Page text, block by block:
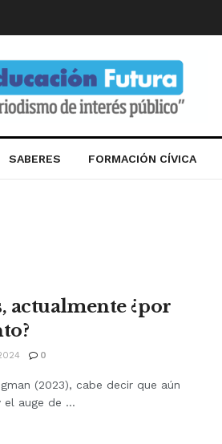
SABERES FORMACIÓN CÍVICA
actualmente ¿por
0
(2023), cabe decir que aún
auge de ...